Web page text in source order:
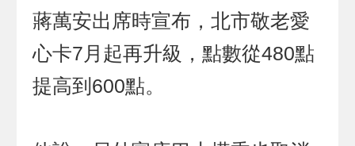
蔣萬安出席時宣布，北市敬老愛
心卡7月起再升級，點數從480點
提高到600點。